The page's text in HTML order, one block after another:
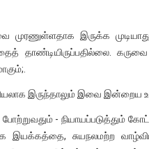
இருக்க
தாண்டியிருப்பதில்லை.
இருந்தாலும் இவை இன்றைய
- நியாயப்படுத்தும்
இயக்கத்தை, சுயநலமற்ற